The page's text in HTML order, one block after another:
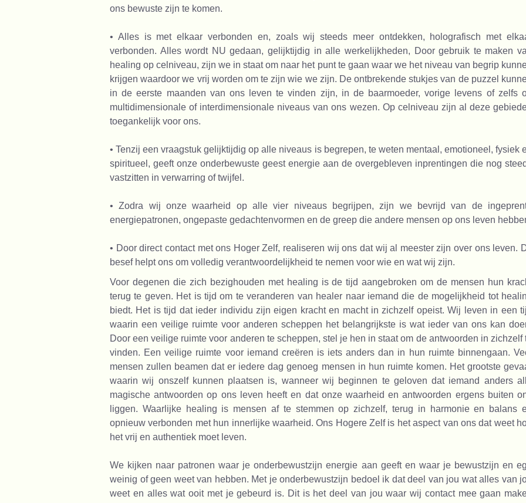
ons bewuste zijn te komen.
• Alles is met elkaar verbonden en, zoals wij steeds meer ontdekken, holografisch met
verbonden. Alles wordt NU gedaan, gelijktijdig in alle werkelijkheden, Door gebruik te maken
healing op celniveau, zijn we in staat om naar het punt te gaan waar we het niveau van begrip
krijgen waardoor we vrij worden om te zijn wie we zijn. De ontbrekende stukjes van de puzzel
in de eerste maanden van ons leven te vinden zijn, in de baarmoeder, vorige levens of zelfs
multidimensionale of interdimensionale niveaus van ons wezen. Op celniveau zijn al deze
toegankelijk voor ons.
• Tenzij een vraagstuk gelijktijdig op alle niveaus is begrepen, te weten mentaal, emotioneel, fysiek
spiritueel, geeft onze onderbewuste geest energie aan de overgebleven inprentingen die nog
vastzitten in verwarring of twijfel.
• Zodra wij onze waarheid op alle vier niveaus begrijpen, zijn we bevrijd van de
energiepatronen, ongepaste gedachtenvormen en de greep die andere mensen op ons leven
• Door direct contact met ons Hoger Zelf, realiseren wij ons dat wij al meester zijn over ons leven.
besef helpt ons om volledig verantwoordelijkheid te nemen voor wie en wat wij zijn.
Voor degenen die zich bezighouden met healing is de tijd aangebroken om de mensen hun
terug te geven. Het is tijd om te veranderen van healer naar iemand die de mogelijkheid tot
biedt. Het is tijd dat ieder individu zijn eigen kracht en macht in zichzelf opeist. Wij leven in een
waarin een veilige ruimte voor anderen scheppen het belangrijkste is wat ieder van ons kan
Door een veilige ruimte voor anderen te scheppen, stel je hen in staat om de antwoorden in zichzelf
vinden. Een veilige ruimte voor iemand creëren is iets anders dan in hun ruimte binnengaan.
mensen zullen beamen dat er iedere dag genoeg mensen in hun ruimte komen. Het grootste
waarin wij onszelf kunnen plaatsen is, wanneer wij beginnen te geloven dat iemand anders
magische antwoorden op ons leven heeft en dat onze waarheid en antwoorden ergens buiten
liggen. Waarlijke healing is mensen af te stemmen op zichzelf, terug in harmonie en balans
opnieuw verbonden met hun innerlijke waarheid. Ons Hogere Zelf is het aspect van ons dat weet
het vrij en authentiek moet leven.
We kijken naar patronen waar je onderbewustzijn energie aan geeft en waar je bewustzijn en
weinig of geen weet van hebben. Met je onderbewustzijn bedoel ik dat deel van jou wat alles van
weet en alles wat ooit met je gebeurd is. Dit is het deel van jou waar wij contact mee gaan